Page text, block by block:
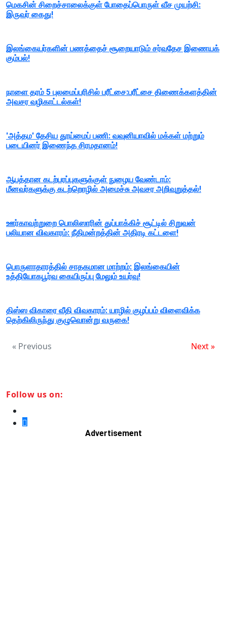
மெகசின் சிறைச்சாலைக்குள் போதைப்பொருள் வீச முயற்சி:
இருவர் கைது!
இலங்கையர்களின் பணத்தைச் சூறையாடும் சர்வதேச இணையக்
கும்பல்!
நாளை தரம் 5 புலமைப்பரிசில் பரீட்சை:பரீட்சை திணைக்களத்தின்
அவசர வழிகாட்டல்கள்!
'அத்தம' தேசிய தூய்மைப் பணி: வவுனியாவில் மக்கள் மற்றும்
படையினர் இணைந்த சிரமதானம்!
ஆபத்தான கடற்பரப்புகளுக்குள் நுழைய வேண்டாம்:
மீனவர்களுக்கு கடற்றொழில் அமைச்சு அவசர அறிவுறுத்தல்!
ஊர்காவற்றுறை பொலிஸாரின் துப்பாக்கிச் சூட்டில் சிறுவன்
பலியான விவகாரம்: நீதிமன்றத்தின் அதிரடி கட்டளை!
பொருளாதாரத்தில் சாதகமான மாற்றம்: இலங்கையின்
உத்தியோகபூர்வ கையிருப்பு மேலும் உயர்வு!
திஸ்ஸ விகாரை வீதி விவகாரம்: யாழில் குழப்பம் விளைவிக்க
தெற்கிலிருந்து குழுவொன்று வருகை!
« Previous Next »
Follow us on:
Advertisement